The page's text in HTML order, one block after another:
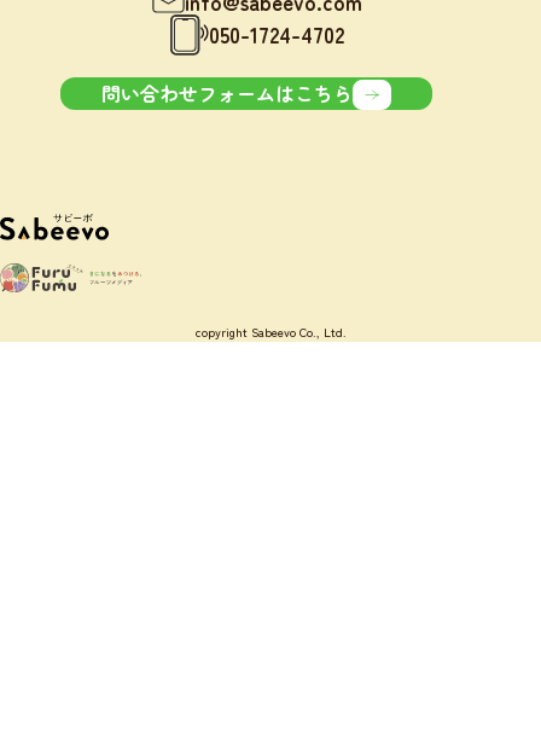
050-1724-4702
問い合わせフォームはこちら
copyright Sabeevo Co., Ltd.